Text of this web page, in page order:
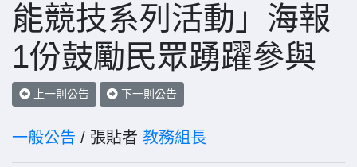
能競技系列活動」海報
1份鼓勵民眾踴躍參與
上一則公告 下一則公告
一般公告 / 張貼者 教務組長